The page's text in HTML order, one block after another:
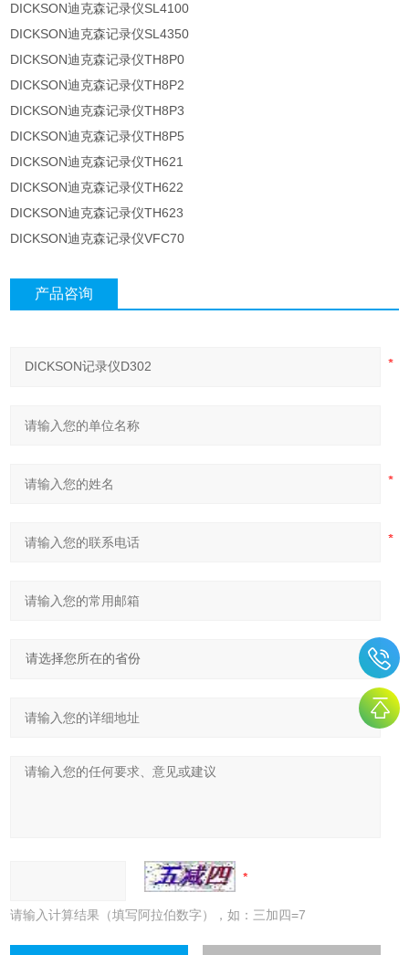
DICKSON迪克森记录仪SL4100
DICKSON迪克森记录仪SL4350
DICKSON迪克森记录仪TH8P0
DICKSON迪克森记录仪TH8P2
DICKSON迪克森记录仪TH8P3
DICKSON迪克森记录仪TH8P5
DICKSON迪克森记录仪TH621
DICKSON迪克森记录仪TH622
DICKSON迪克森记录仪TH623
DICKSON迪克森记录仪VFC70
产品咨询
请输入计算结果（填写阿拉伯数字），如：三加四=7